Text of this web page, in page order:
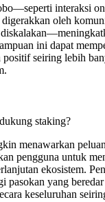
interaksi
oleh
ini dapat
seiring lebih
staking?
menawarkan
pengguna untuk
ekosistem.
pasokan yang
keseluruhan